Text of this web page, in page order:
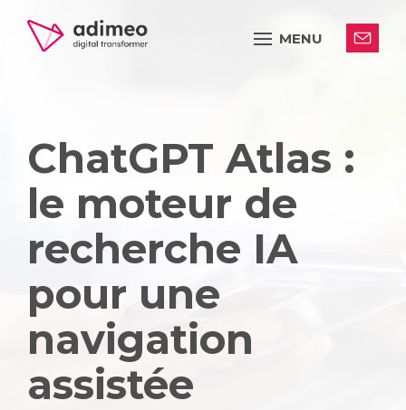
MENU
ChatGPT Atlas :
le moteur de
recherche IA
pour une
navigation
assistée